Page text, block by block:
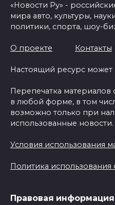
«Новости Ру» -
мира авто, культуры,
политики, спорта, шоу-
О проекте Контакты
Настоящий ресурс может
Перепечатка материалов
в любой форме, в том
возможно только при
использованные новости.
Условия использования
Политика
Правовая